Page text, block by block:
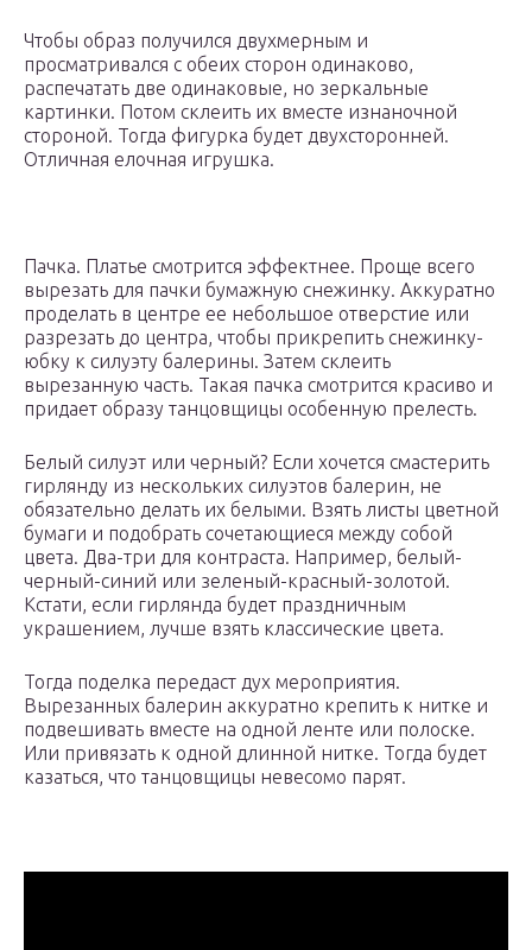
Чтобы образ получился двухмерным и
просматривался с обеих сторон одинаково,
распечатать две одинаковые, но зеркальные
картинки. Потом склеить их вместе изнаночной
стороной. Тогда фигурка будет двухсторонней.
Отличная елочная игрушка.
Пачка. Платье смотрится эффектнее. Проще всего
вырезать для пачки бумажную снежинку. Аккуратно
проделать в центре ее небольшое отверстие или
разрезать до центра, чтобы прикрепить снежинку-
юбку к силуэту балерины. Затем склеить
вырезанную часть. Такая пачка смотрится красиво и
придает образу танцовщицы особенную прелесть.
Белый силуэт или черный? Если хочется смастерить
гирлянду из нескольких силуэтов балерин, не
обязательно делать их белыми. Взять листы цветной
бумаги и подобрать сочетающиеся между собой
цвета. Два-три для контраста. Например, белый-
черный-синий или зеленый-красный-золотой.
Кстати, если гирлянда будет праздничным
украшением, лучше взять классические цвета.
Тогда поделка передаст дух мероприятия.
Вырезанных балерин аккуратно крепить к нитке и
подвешивать вместе на одной ленте или полоске.
Или привязать к одной длинной нитке. Тогда будет
казаться, что танцовщицы невесомо парят.